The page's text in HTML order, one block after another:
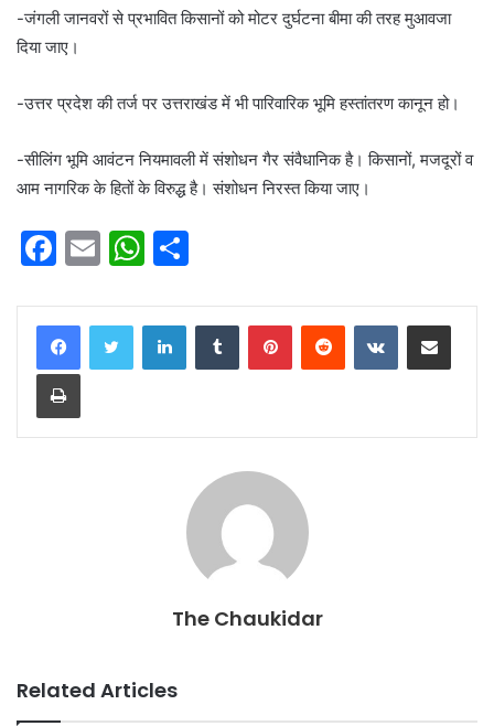
-जंगली जानवरों से प्रभावित किसानों को मोटर दुर्घटना बीमा की तरह मुआवजा
दिया जाए।
-उत्तर प्रदेश की तर्ज पर उत्तराखंड में भी पारिवारिक भूमि हस्तांतरण कानून हो।
-सीलिंग भूमि आवंटन नियमावली में संशोधन गैर संवैधानिक है। किसानों, मजदूरों व
आम नागरिक के हितों के विरुद्ध है। संशोधन निरस्त किया जाए।
F
c
e
b
o
E
ai
l
W
at
s
ar
The Chaukidar
Related Articles